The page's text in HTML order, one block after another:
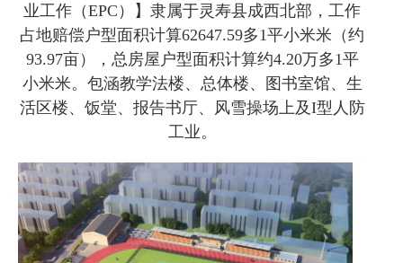
业工作（EPC）】隶属于灵寿县成西北部，工作
占地赔偿户型面积计算62647.59多1平小米米（约
93.97亩），总房屋户型面积计算约4.20万多1平
小米米。包涵教学法楼、总体楼、图书室馆、生
活区楼、饭堂、报告书厅、风雪操场上及I型人防
工业。